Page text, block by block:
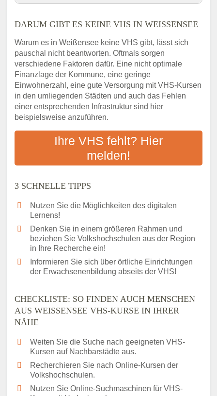
3 schnelle Tipps
Weißensee VHS-Kurse in Ihrer Nähe
Abendschule in der Region rund um
Weißensee
VHS steht für Erwachsenenbildung
Online-Kurse: Alternative Angebote zum
VHS-Kurs
Vor- und Nachteile von Online-Kursen
Bildungsangeboten an
Das bundesweite Volkshochschulwesen
DARUM GIBT ES KEINE VHS IN WEISSENSEE
Warum es in Weißensee keine VHS gibt, lässt sich
pauschal nicht beantworten. Oftmals sorgen
verschiedene Faktoren dafür. Eine nicht optimale
Finanzlage der Kommune, eine geringe
Einwohnerzahl, eine gute Versorgung mit VHS-Kursen
in den umliegenden Städten und auch das Fehlen
einer entsprechenden Infrastruktur sind hier
beispielsweise anzuführen.
Ihre VHS fehlt? Hier
melden!
3 SCHNELLE TIPPS
Nutzen Sie die Möglichkeiten des digitalen
Lernens!
Denken Sie in einem größeren Rahmen und
beziehen Sie Volkshochschulen aus der Region
in Ihre Recherche ein!
Informieren Sie sich über örtliche Einrichtungen
der Erwachsenenbildung abseits der VHS!
CHECKLISTE: SO FINDEN AUCH MENSCHEN
AUS WEISSENSEE VHS-KURSE IN IHRER N
ÄHE
Weiten Sie die Suche nach geeigneten VHS-
Kursen auf Nachbarstädte aus.
Recherchieren Sie nach Online-Kursen der
Volkshochschulen.
Nutzen Sie Online-Suchmaschinen für VHS-